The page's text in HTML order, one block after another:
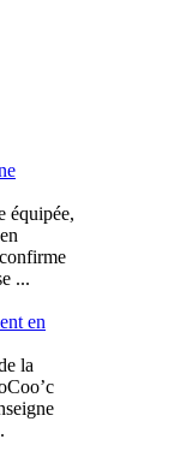
équipée,
...
en
la